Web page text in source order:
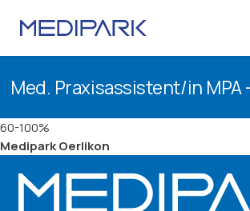
Med. Praxisassistent/in MPA
60-100%
Medipark Oerlikon